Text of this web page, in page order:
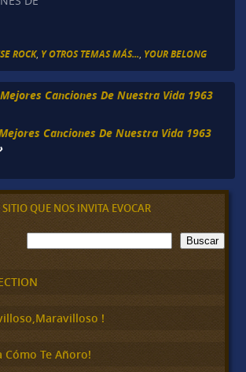
ROCK, Y OTROS TEMAS MÁS... YOUR BELONG
Mejores Canciones De Nuestra Vida 1963
Canciones De Nuestra Vida 1963
SITIO QUE NOS INVITA EVOCAR
B
u
c
a
Buscar
!
Cómo Te Añoro!